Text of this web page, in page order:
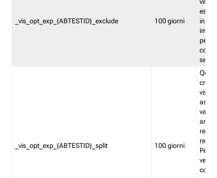
_vis_opt_exp_{ABTESTID}_exclude 100 giorni
in
_vis_opt_exp_{ABTESTID}_split 100 giorni